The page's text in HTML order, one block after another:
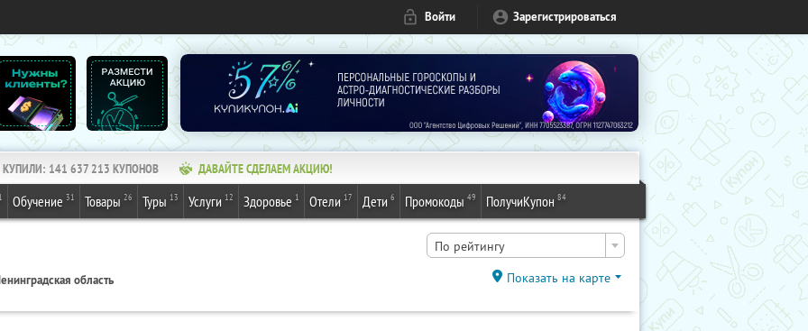
Войти Зарегистрироваться
КУПИЛИ: 141 637 213 КУПОНОВ ДАВАЙТЕ СДЕЛАЕМ АКЦИЮ!
1 Обучение 31 Товары 26 Туры 13 Услуги 12 Здоровье 1 Отели 17 Дети 6 Промокоды 49 ПолучиКупон 84
По рейтингу
область Показать на карте